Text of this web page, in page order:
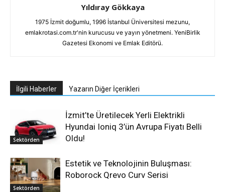
Yıldıray Gökkaya
1975 İzmit doğumlu, 1996 İstanbul Üniversitesi mezunu,
emlakrotasi.com.tr'nin kurucusu ve yayın yönetmeni. YeniBirlik
Gazetesi Ekonomi ve Emlak Editörü.
İlgili Haberler Yazarın Diğer İçerikleri
Sektörden
İzmit’te Üretilecek Yerli Elektrikli
Hyundai Ioniq 3’ün Avrupa Fiyatı Belli
Oldu!
Sektörden
Estetik ve Teknolojinin Buluşması:
Roborock Qrevo Curv Serisi